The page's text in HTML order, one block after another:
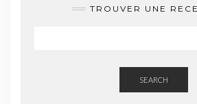
TROUVER UNE
SEARCH